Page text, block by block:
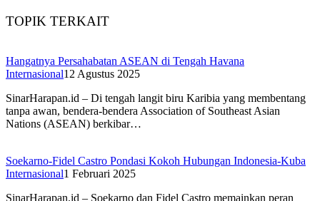
TOPIK TERKAIT
Hangatnya Persahabatan ASEAN di Tengah Havana
Internasional12 Agustus 2025
SinarHarapan.id – Di tengah langit biru Karibia yang membentang
tanpa awan, bendera-bendera Association of Southeast Asian
Nations (ASEAN) berkibar…
Soekarno-Fidel Castro Pondasi Kokoh Hubungan Indonesia-Kuba
Internasional1 Februari 2025
SinarHarapan.id – Soekarno dan Fidel Castro memainkan peran